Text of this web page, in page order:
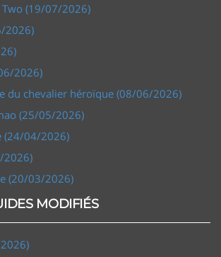
(19/07/2026)
2026)
2026)
du chevalier héroïque (08/06/2026)
(25/05/2026)
(24/04/2026)
2026)
(20/03/2026)
MODIFIÉS